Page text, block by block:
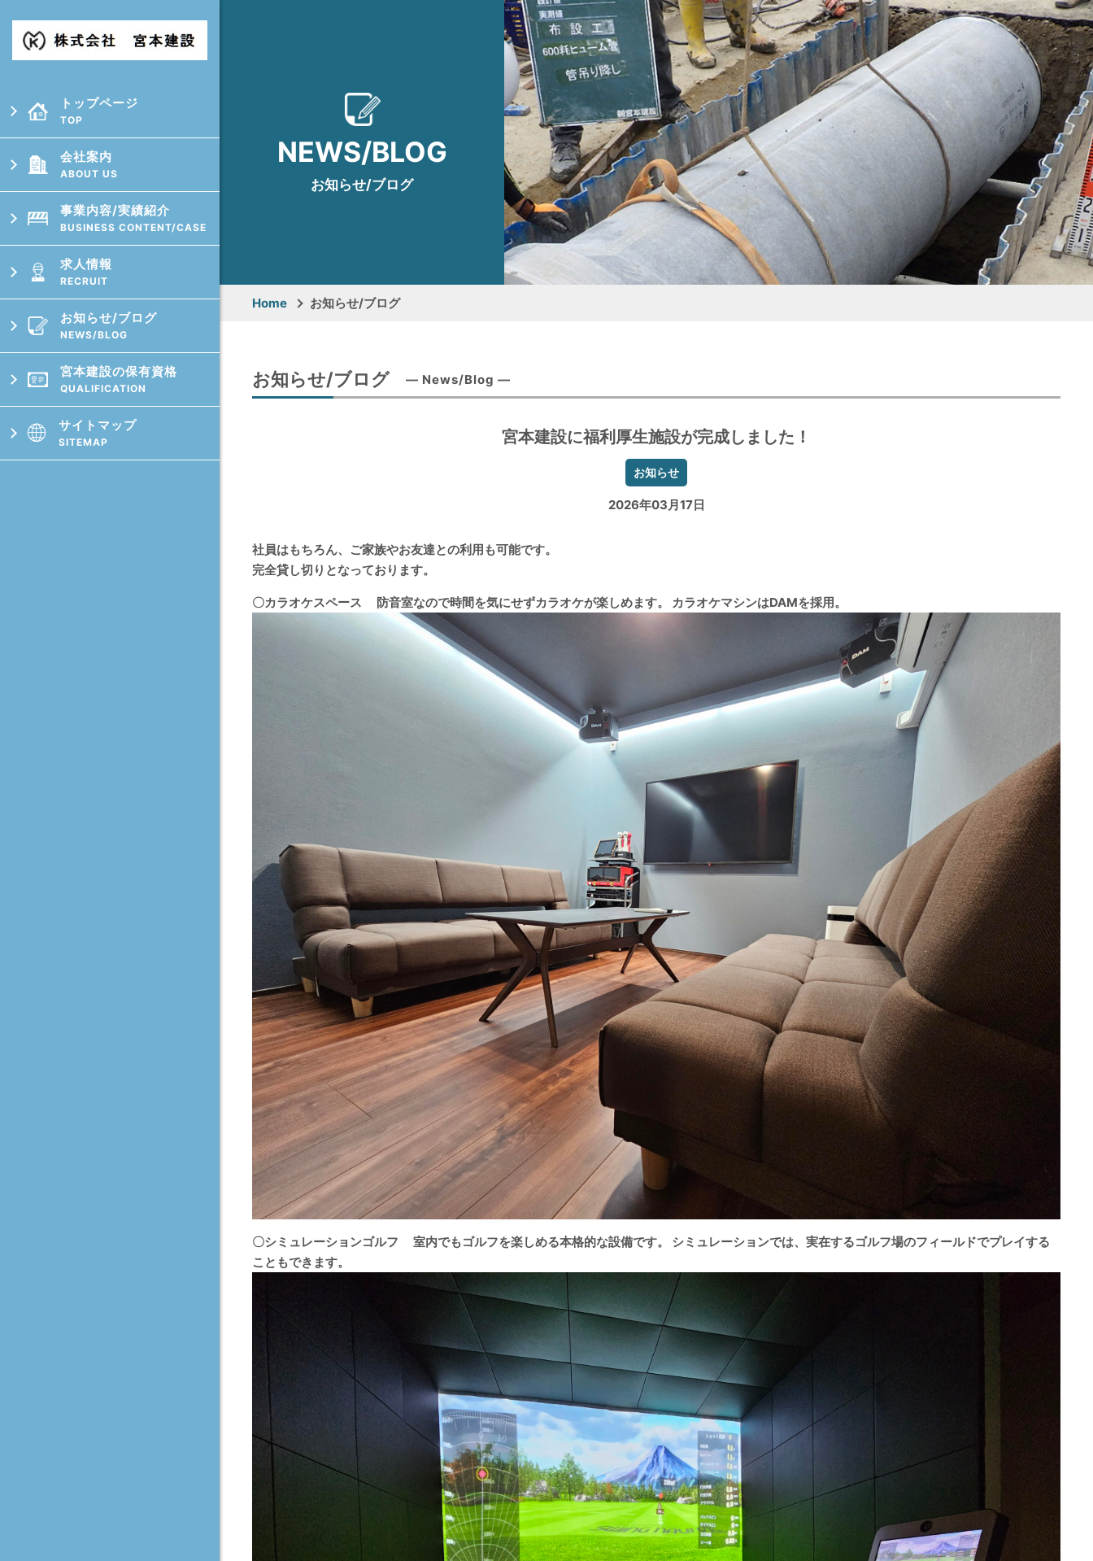
トップページ
TOP
会社案内
ABOUT US
事業内容/実績紹介
BUSINESS CONTENT/CASE
求⼈情報
RECRUIT
お知らせ/ブログ
NEWS/BLOG
宮本建設の保有資格
QUALIFICATION
 サイトマップ
SITEMAP
NEWS/BLOG
お知らせ/ブログ
Home お知らせ/ブログ
お知らせ/ブログ ― News/Blog ―
宮本建設に福利厚生施設が完成しました！
お知らせ
2026年03⽉17⽇
社員はもちろん、ご家族やお友達との利用も可能です。
完全貸し切りとなっております。
〇カラオケスペース 防音室なので時間を気にせずカラオケが楽しめます。 カラオケマシンはDAMを採用。
〇シミュレーションゴルフ
室内でもゴルフを楽しめる本格的な設備です。 シミュレーションでは、実在するゴルフ場のフィールドでプレイする
こともできます。